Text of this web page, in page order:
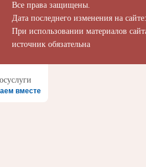
Все права защищены.
Дата последнего изменения на
При использовании материалов
источник обязательна
вместе